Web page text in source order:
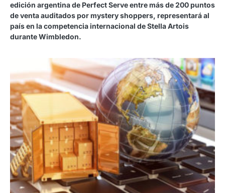
edición argentina de Perfect Serve entre más de 200 puntos
de venta auditados por mystery shoppers, representará al
país en la competencia internacional de Stella Artois
durante Wimbledon.